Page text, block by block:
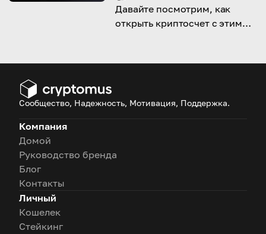
Давайте посмотрим, как
открыть криптосчет с этим
Сообщество, Надежность, Мотивация, Поддержка.
Компания
Домой
Руководство бренда
Блог
Контакты
Личный
Кошелек
Стейкинг